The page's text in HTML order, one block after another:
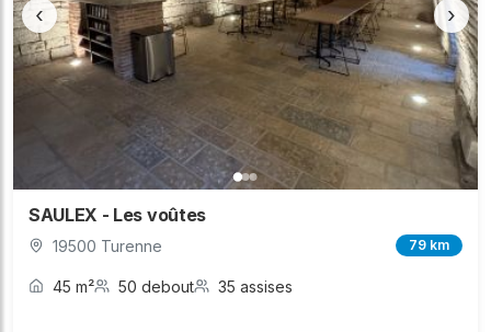
‹ ›
SAULEX - Les voûtes
19500 Turenne 79 km
45 m² 50 debout 35 assises